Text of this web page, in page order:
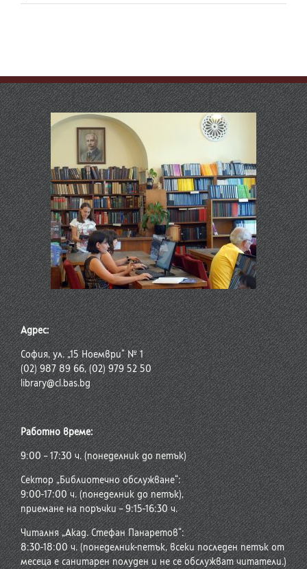
Адрес:
София, ул. „15 Ноември“ № 1
(02) 987 89 66, (02) 979 52 50
library@cl.bas.bg
Работно време:
9:00 – 17:30 ч. (понеделник до петък)
Сектор „Библиотечно обслужване“:
9:00-17:00 ч. (понеделник до петък),
приемане на поръчки – 9:15-16:30 ч.
Читалня „Акад. Стефан Панаретов“:
8:30-18:00 ч. (понеделник-петък, всеки последен петък от
месеца е санитарен полуден и не се обслужват читатели.)